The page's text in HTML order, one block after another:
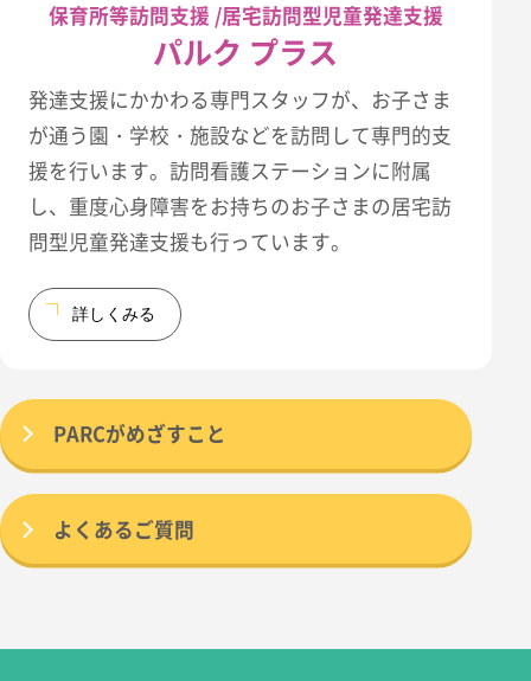
保育所等訪問支援 /居宅訪問型児童発達支援
パルク プラス
発達支援にかかわる専門スタッフが、お子さま
が通う園・学校・施設などを訪問して専門的支
援を行います。訪問看護ステーションに附属
し、重度心身障害をお持ちのお子さまの居宅訪
問型児童発達支援も行っています。
詳しくみる
PARCがめざすこと
よくあるご質問